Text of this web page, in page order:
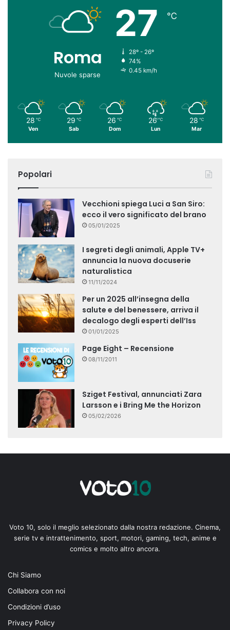
Roma
Nuvole sparse
27 ℃
28º - 26º
74%
0.45 km/h
28 ℃
Ven
29 ℃
Sab
26 ℃
Dom
26 ℃
Lun
28 ℃
Mar
Popolari
Vecchioni spiega Luci a San Siro:
ecco il vero significato del brano
05/01/2025
I segreti degli animali, Apple TV+
annuncia la nuova docuserie
naturalistica
11/11/2024
Per un 2025 all’insegna della
salute e del benessere, arriva il
decalogo degli esperti dell’Iss
01/01/2025
Page Eight – Recensione
08/11/2011
Sziget Festival, annunciati Zara
Larsson e i Bring Me the Horizon
05/02/2026
Voto 10, solo il meglio selezionato dalla nostra redazione. Cinema,
serie tv e intrattenimento, sport, motori, gaming, tech, anime e
comics e molto altro ancora.
Chi Siamo
Collabora con noi
Condizioni d’uso
Privacy Policy